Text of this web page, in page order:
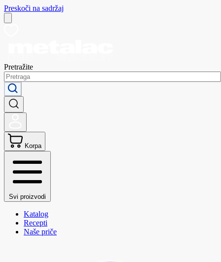
Preskoči na sadržaj
Pretražite
Korpa
Svi proizvodi
Katalog
Recepti
Naše priče